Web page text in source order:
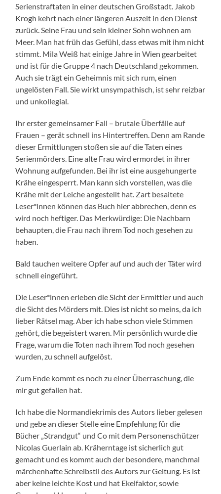
Serienstraftaten in einer deutschen Großstadt. Jakob
Krogh kehrt nach einer längeren Auszeit in den Dienst
zurück. Seine Frau und sein kleiner Sohn wohnen am
Meer. Man hat früh das Gefühl, dass etwas mit ihm nicht
stimmt. Mila Weiß hat einige Jahre in Wien gearbeitet
und ist für die Gruppe 4 nach Deutschland gekommen.
Auch sie trägt ein Geheimnis mit sich rum, einen
ungelösten Fall. Sie wirkt unsympathisch, ist sehr reizbar
und unkollegial.
Ihr erster gemeinsamer Fall – brutale Überfälle auf
Frauen – gerät schnell ins Hintertreffen. Denn am Rande
dieser Ermittlungen stoßen sie auf die Taten eines
Serienmörders. Eine alte Frau wird ermordet in ihrer
Wohnung aufgefunden. Bei ihr ist eine ausgehungerte
Krähe eingesperrt. Man kann sich vorstellen, was die
Krähe mit der Leiche angestellt hat. Zart besaitete
Leser*innen können das Buch hier abbrechen, denn es
wird noch heftiger. Das Merkwürdige: Die Nachbarn
behaupten, die Frau nach ihrem Tod noch gesehen zu
haben.
Bald tauchen weitere Opfer auf und auch der Täter wird
schnell eingeführt.
Die Leser*innen erleben die Sicht der Ermittler und auch
die Sicht des Mörders mit. Dies ist nicht so meins, da ich
lieber Rätsel mag. Aber ich habe schon viele Stimmen
gehört, die begeistert waren. Mir persönlich wurde die
Frage, warum die Toten nach ihrem Tod noch gesehen
wurden, zu schnell aufgelöst.
Zum Ende kommt es noch zu einer Überraschung, die
mir gut gefallen hat.
Ich habe die Normandiekrimis des Autors lieber gelesen
und gebe an dieser Stelle eine Empfehlung für die
Bücher „Strandgut“ und Co mit dem Personenschützer
Nicolas Guerlain ab. Kräherntage ist sicherlich gut
gemacht und es kommt auch der besondere, manchmal
märchenhafte Schreibstil des Autors zur Geltung. Es ist
aber keine leichte Kost und hat Ekelfaktor, sowie